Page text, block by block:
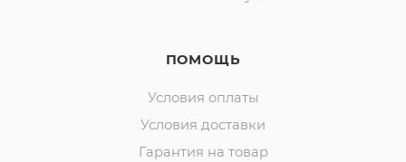
ПОМОЩЬ
Условия оплаты
Условия доставки
Гарантия на товар